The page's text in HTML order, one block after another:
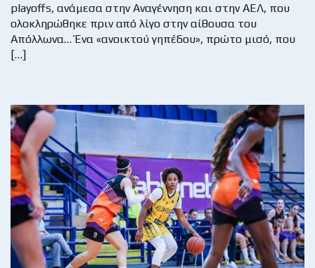
playoffs, ανάμεσα στην Αναγέννηση και στην ΑΕΛ, που
ολοκληρώθηκε πριν από λίγο στην αίθουσα του
Απόλλωνα… Ένα «ανοικτού γηπέδου», πρώτο μισό, που
[…]